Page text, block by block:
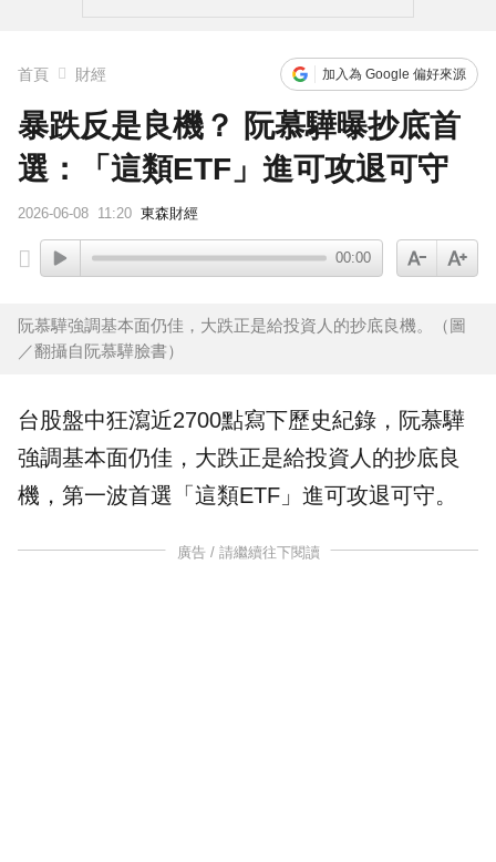
首頁 財經 加入為 Google 偏好來源
暴跌反是良機？ 阮慕驊曝抄底首
選：「這類ETF」進可攻退可守
2026-06-08 11:20 東森財經
00:00
阮慕驊強調基本面仍佳，大跌正是給投資人的抄底良機。（圖
／翻攝自阮慕驊臉書）
台股盤中狂瀉近2700點寫下歷史紀錄，阮慕驊
強調基本面仍佳，大跌正是給投資人的抄底良
機，第一波首選「這類ETF 」進可攻退可守。
廣告 / 請繼續往下閱讀